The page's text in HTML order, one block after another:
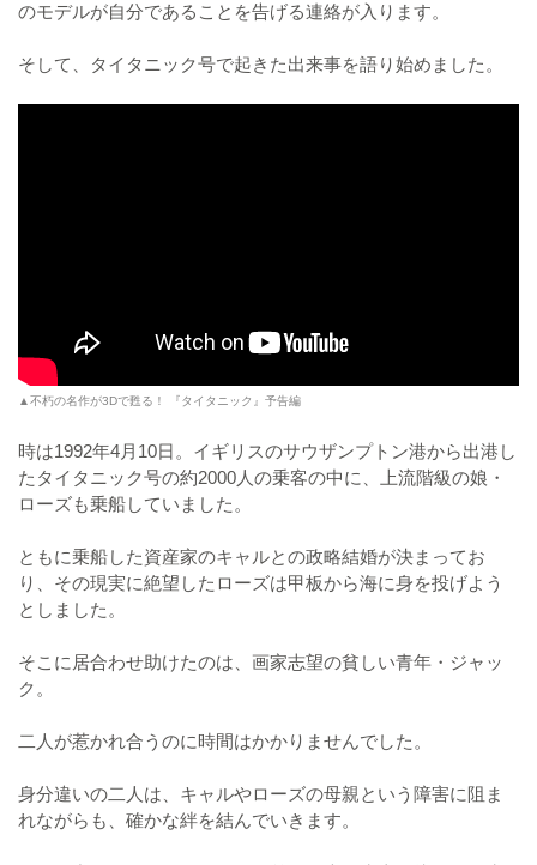
のモデルが自分であることを告げる連絡が入ります。
そして、タイタニック号で起きた出来事を語り始めました。
▲不朽の名作が3Dで甦る！ 『タイタニック』予告編
時は1992年4月10日。イギリスのサウザンプトン港から出港し
たタイタニック号の約2000人の乗客の中に、上流階級の娘・
ローズも乗船していました。
ともに乗船した資産家のキャルとの政略結婚が決まってお
り、その現実に絶望したローズは甲板から海に身を投げよう
としました。
そこに居合わせ助けたのは、画家志望の貧しい青年・ジャッ
ク。
二人が惹かれ合うのに時間はかかりませんでした。
身分違いの二人は、キャルやローズの母親という障害に阻ま
れながらも、確かな絆を結んでいきます。